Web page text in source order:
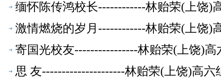
缅怀陈传鸿校长------------林贻荣(上饶)
激情燃烧的岁月------------林贻荣(上饶)
寄国光校友----------------林贻荣(上饶)高
思 友---------------------林贻荣(上饶)高六